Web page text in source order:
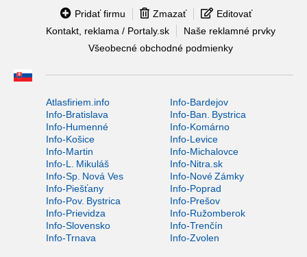
Pridať firmu Zmazať
Editovať
Kontakt, reklama / Portaly.sk
Naše reklamné prvky
Všeobecné obchodné podmienky
Atlasfiriem.info
Info-Bardejov
Info-Bratislava
Info-Ban. Bystrica
Info-Humenné
Info-Komárno
Info-Košice
Info-Levice
Info-Martin
Info-Michalovce
Info-L. Mikuláš
Info-Nitra.sk
Info-Sp. Nová Ves
Info-Nové Zámky
Info-Piešťany
Info-Poprad
Info-Pov. Bystrica
Info-Prešov
Info-Prievidza
Info-Ružomberok
Info-Slovensko
Info-Trenčín
Info-Trnava
Info-Zvolen